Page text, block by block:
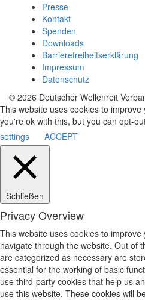
Presse
Kontakt
Spenden
Downloads
Barrierefreiheitserklärung
Impressum
Datenschutz
© 2026 Deutscher Wellenreit
This website uses cookies to
you're ok with this, but you can opt-
settings
ACCEPT
Schließen
Privacy Overview
This website uses cookies to
navigate through the website. Out of
are categorized as necessary are
essential for the working of basic
use third-party cookies that help us
use this website. These cookies will